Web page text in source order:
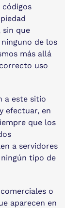
códigos
sin que
de los
más allá
uso
a este sitio
efectuar, en
que los
a servidores
tipo de
o
aparecen en